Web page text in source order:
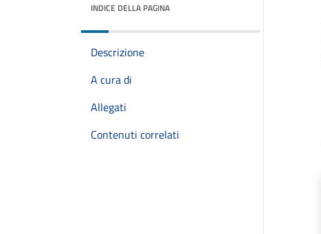
INDICE DELLA PAGINA
Descrizione
A cura di
Allegati
Contenuti correlati